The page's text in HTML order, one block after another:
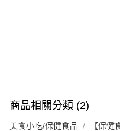
商品相關分類 (2)
美食小吃/保健食品 【保健